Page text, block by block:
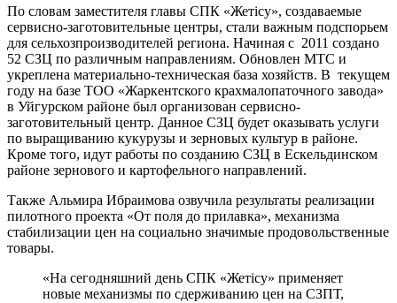
По словам заместителя главы СПК «Жетісу», создаваемые
сервисно-заготовительные центры, стали важным подспорьем
для сельхозпроизводителей региона. Начиная с 2011 создано
52 СЗЦ по различным направлениям. Обновлен МТС и
укреплена материально-техническая база хозяйств. В текущем
году на базе ТОО «Жаркентского крахмалопаточного завода»
в Уйгурском районе был организован сервисно-
заготовительный центр. Данное СЗЦ будет оказывать услуги
по выращиванию кукурузы и зерновых культур в районе.
Кроме того, идут работы по созданию СЗЦ в Ескельдинском
районе зернового и картофельного направлений.
Также Альмира Ибраимова озвучила результаты реализации
пилотного проекта «От поля до прилавка», механизма
стабилизации цен на социально значимые продовольственные
товары.
«На сегодняшний день СПК «Жетісу» применяет
новые механизмы по сдерживанию цен на СЗПТ,